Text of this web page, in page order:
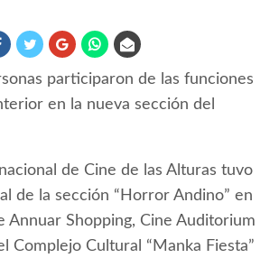
participaron de las funciones
en la nueva sección del
de Cine de las Alturas tuvo
de la sección “Horror Andino” en
Annuar Shopping, Cine Auditorium
Complejo Cultural “Manka Fiesta”